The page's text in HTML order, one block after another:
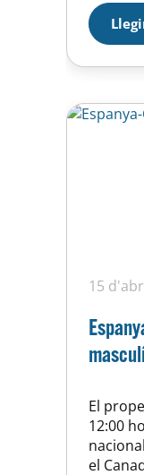
que en
tingut
hem
15
El
12:00
el